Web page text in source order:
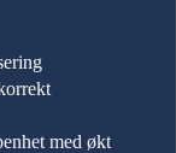
med økt